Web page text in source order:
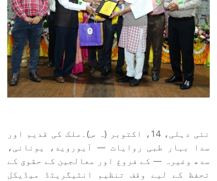
نئی دہلی، 14، اکتوبر (ہ س)۔ملک کی قدیم اور
سدا بہار طبی روایات — آیوروید، یونانی،
سدھ وغیرہ — کے فروغ اور معالجین کے حقوق کے
تحفظ کے لیے وقف تنظیم انٹیگریٹڈ میڈیکل